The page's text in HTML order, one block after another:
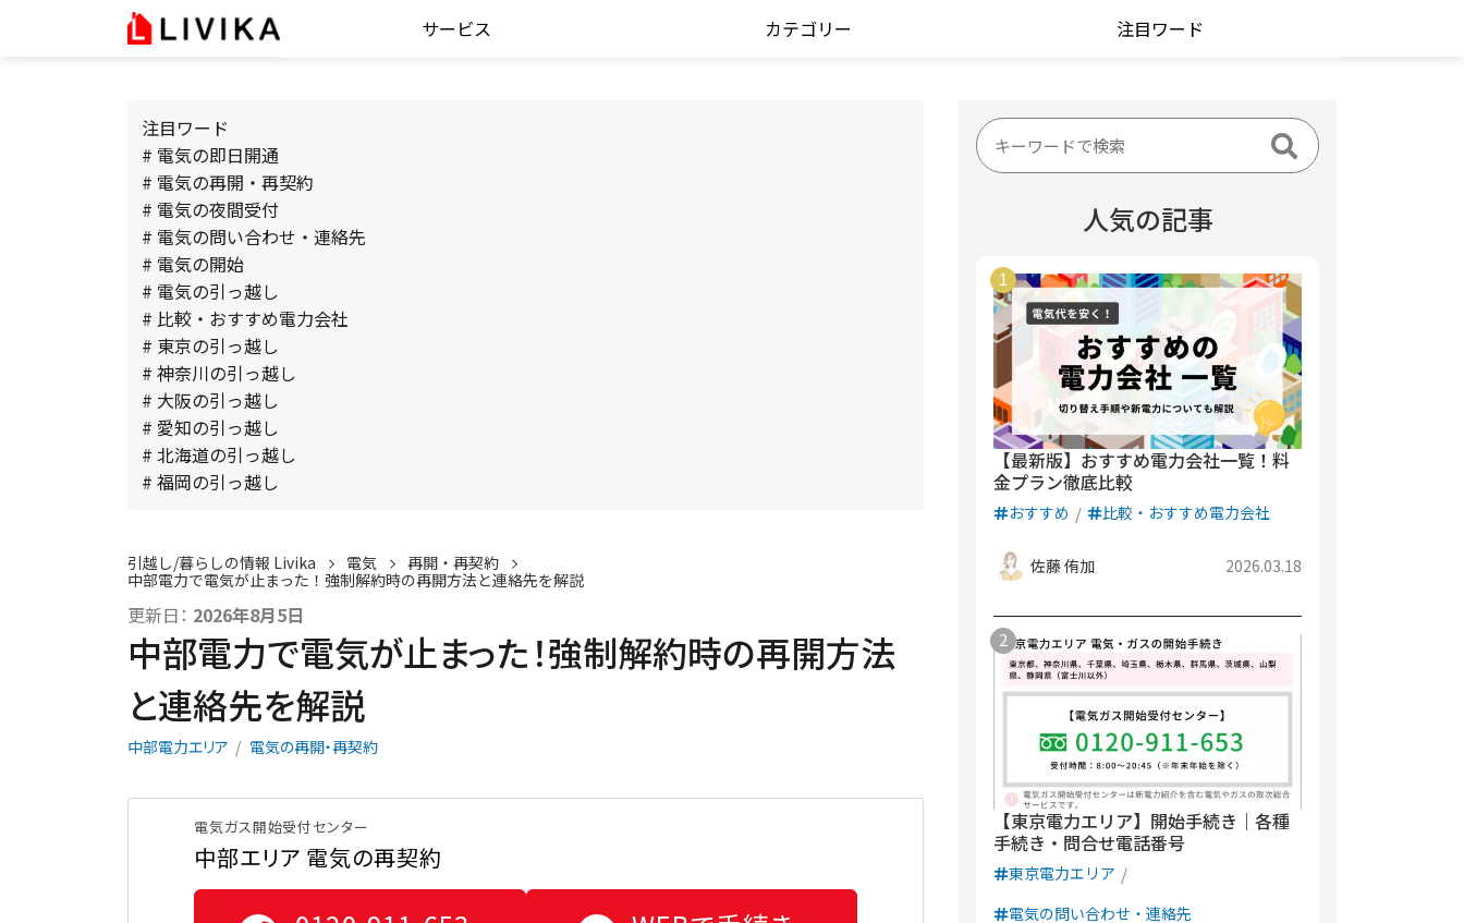
サービス カテゴリー 注目ワード
注目ワード
# 電気の即日開通
# 電気の再開・再契約
# 電気の夜間受付
# 電気の問い合わせ・連絡先
# 電気の開始
# 電気の引っ越し
# 比較・おすすめ電力会社
# 東京の引っ越し
# 神奈川の引っ越し
# 大阪の引っ越し
# 愛知の引っ越し
# 北海道の引っ越し
# 福岡の引っ越し
引越し/暮らしの情報 Livika 電気
再開・再契約
中部電力で電気が止まった！強制解約時の再開方法と連絡先を解説
更新日： 2026年8月5日
中部電力で電気が止まった！強制解約時の再開方法
と連絡先を解説
中部電力エリア 電気の再開・再契約
電気ガス開始受付センター
中部エリア 電気の再契約
人気の記事
【最新版】おすすめ電力会社一覧！料
金プラン徹底比較
おすすめ 比較・おすすめ電力会社
佐藤 侑加 2026.03.18
【東京電力エリア】開始手続き｜各種
手続き・問合せ電話番号
東京電力エリア
電気の問い合わせ・連絡先